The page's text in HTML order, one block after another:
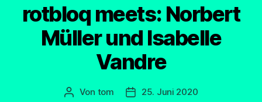
rotbloq meets: Norbert
Müller und Isabelle
Vandre
Beitragsautor
Von tom Beitragsdatum
25. Juni 2020